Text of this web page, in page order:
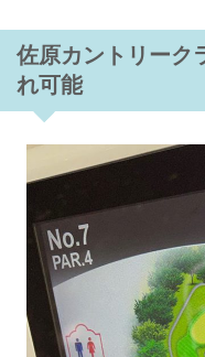
佐原カントリーク
れ可能